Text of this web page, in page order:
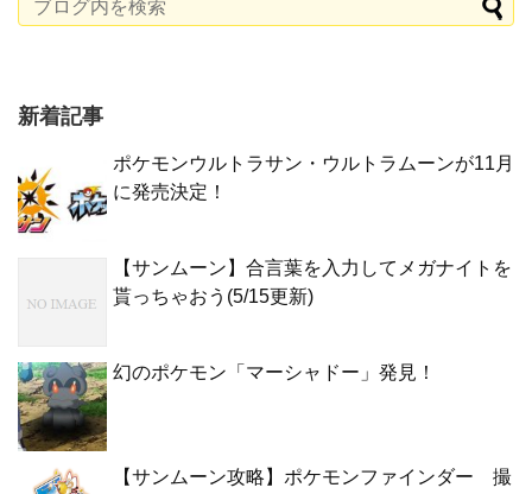
新着記事
ポケモンウルトラサン・ウルトラムーンが11月
に発売決定！
【サンムーン】合言葉を入力してメガナイトを
貰っちゃおう(5/15更新)
幻のポケモン「マーシャドー」発見！
【サンムーン攻略】ポケモンファインダー 撮